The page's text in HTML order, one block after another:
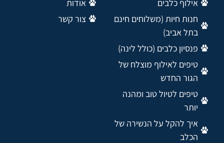
אילוף כלבים
חנות חיות (משלוחים חינם
בתל אביב)
פנסיון כלבים (כולל לינה)
טיפים לאילוף מוצלח של
הגור החדש
טיפים לטיול טוב ומהנה
יותר
איך להקל על הנשירה של
הכלב
אודות
צור קשר